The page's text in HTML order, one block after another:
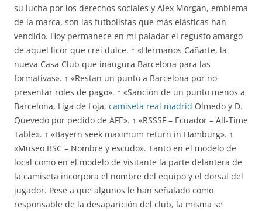
su lucha por los derechos sociales y Alex Morgan, emblema
de la marca, son las futbolistas que más elásticas han
vendido. Hoy permanece en mi paladar el regusto amargo
de aquel licor que creí dulce. ↑ «Hermanos Cañarte, la
nueva Casa Club que inaugura Barcelona para las
formativas». ↑ «Restan un punto a Barcelona por no
presentar roles de pago». ↑ «Sanción de un punto menos a
Barcelona, Liga de Loja, camiseta real madrid Olmedo y D.
Quevedo por pedido de AFE». ↑ «RSSSF – Ecuador – All-Time
Table». ↑ «Bayern seek maximum return in Hamburg». ↑
«Museo BSC – Nombre y escudo». Tanto en el modelo de
local como en el modelo de visitante la parte delantera de
la camiseta incorpora el nombre del equipo y el dorsal del
jugador. Pese a que algunos le han señalado como
responsable de la desaparición del club, la misma se